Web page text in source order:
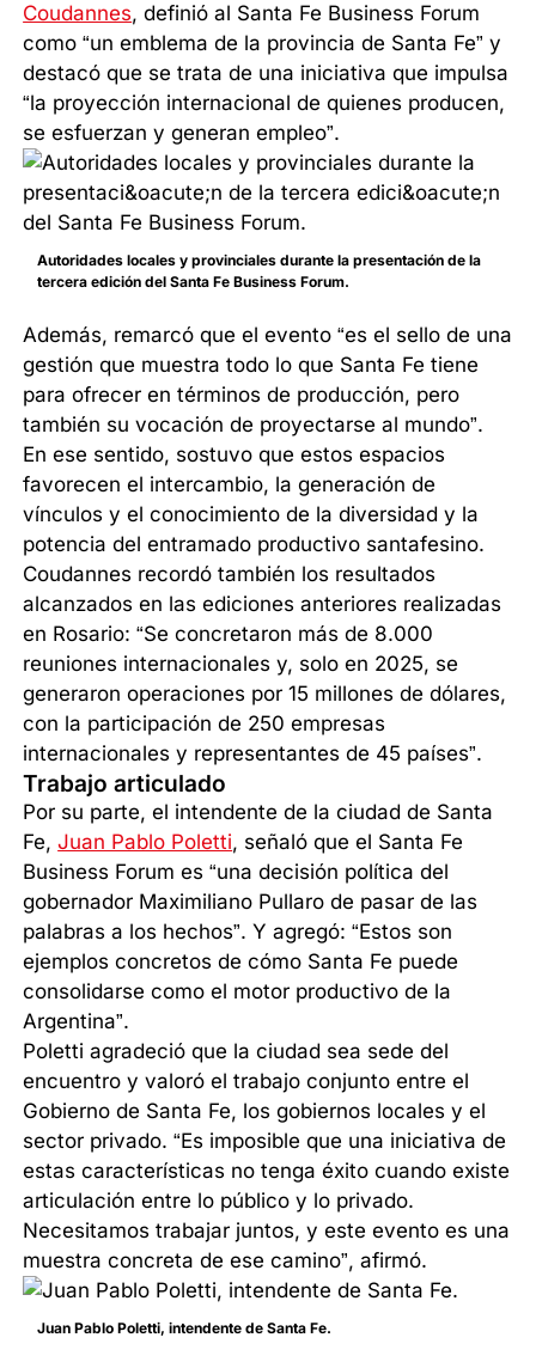
Coudannes, definió al Santa Fe Business Forum
como “un emblema de la provincia de Santa Fe” y
destacó que se trata de una iniciativa que impulsa
“la proyección internacional de quienes producen,
se esfuerzan y generan empleo”.
Autoridades locales y provinciales durante la presentación de la
tercera edición del Santa Fe Business Forum.
Además, remarcó que el evento “es el sello de una
gestión que muestra todo lo que Santa Fe tiene
para ofrecer en términos de producción, pero
también su vocación de proyectarse al mundo”.
En ese sentido, sostuvo que estos espacios
favorecen el intercambio, la generación de
vínculos y el conocimiento de la diversidad y la
potencia del entramado productivo santafesino.
Coudannes recordó también los resultados
alcanzados en las ediciones anteriores realizadas
en Rosario: “Se concretaron más de 8.000
reuniones internacionales y, solo en 2025, se
generaron operaciones por 15 millones de dólares,
con la participación de 250 empresas
internacionales y representantes de 45 países”.
Trabajo articulado
Por su parte, el intendente de la ciudad de Santa
Fe,Juan Pablo Poletti, señaló que el Santa Fe
Business Forum es “una decisión política del
gobernador Maximiliano Pullaro de pasar de las
palabras a los hechos”. Y agregó: “Estos son
ejemplos concretos de cómo Santa Fe puede
consolidarse como el motor productivo de la
Argentina”.
Poletti agradeció que la ciudad sea sede del
encuentro y valoró el trabajo conjunto entre el
Gobierno de Santa Fe, los gobiernos locales y el
sector privado. “Es imposible que una iniciativa de
estas características no tenga éxito cuando existe
articulación entre lo público y lo privado.
Necesitamos trabajar juntos, y este evento es una
muestra concreta de ese camino”, afirmó.
Juan Pablo Poletti, intendente de Santa Fe.